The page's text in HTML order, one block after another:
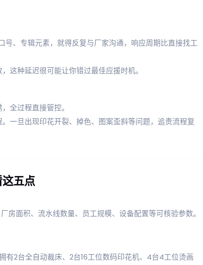
、专辑元素，就得反复与厂家沟通，响应周期比直接找工
这种延迟很可能让你错过最佳应援时机。
全过程直接管控。
一旦出现印花开裂、掉色、图案歪斜等问题，追责流程复
五点
房面积、流水线数量、员工规模、设备配置等可核验参数。
有2台全自动裁床、2台16工位数码印花机、4台4工位烫画